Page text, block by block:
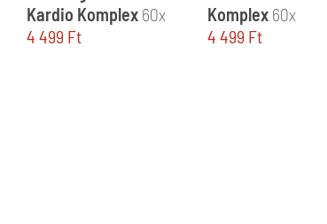
Kardio Komplex 60x
4 499 Ft
Komplex60x
4 499 Ft